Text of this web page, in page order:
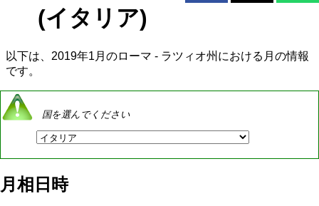
(イタリア)
以下は、2019年1月のローマ - ラツィオ州における月の情報
です。
国を選んでください
月相日時